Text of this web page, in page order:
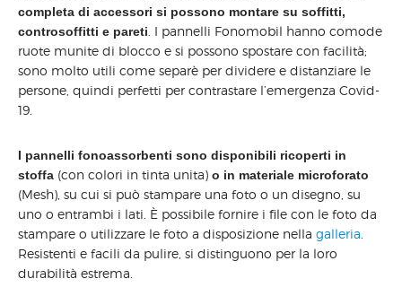
completa di accessori si possono montare su soffitti,
controsoffitti e pareti . I pannelli Fonomobil hanno comode
ruote munite di blocco e si possono spostare con facilità;
sono molto utili come separè per dividere e distanziare le
persone, quindi perfetti per contrastare l’emergenza Covid-
19.
I pannelli fonoassorbenti sono disponibili ricoperti in
stoffa (con colori in tinta unita) o in materiale microforato
(Mesh), su cui si può stampare una foto o un disegno, su
uno o entrambi i lati. È possibile fornire i file con le foto da
stampare o utilizzare le foto a disposizione nella galleria
Resistenti e facili da pulire, si distinguono per la loro
durabilità estrema.